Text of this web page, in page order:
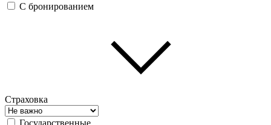
С бронированием
Страховка
Государственные